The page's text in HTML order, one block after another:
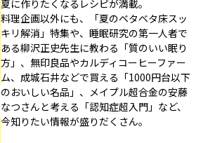
夏に作りたくなるレシピが満載。
料理企画以外にも、「夏のベタベタ床スッ
キリ解消」特集や、睡眠研究の第一人者で
ある柳沢正史先生に教わる「質のいい眠り
方」、無印良品やカルディコーヒーファー
ム、成城石井などで買える「1000円台以下
のおいしい名品」、メイプル超合金の安藤
なつさんと考える「認知症超入門」など、
今知りたい情報が盛りだくさん。